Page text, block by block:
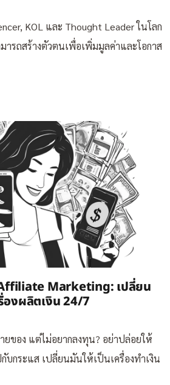
KOL และ Thought Leader ในโลก
ารถสร้างตัวตนเพื่อเพิ่มมูลค่าและโอกาส
Affiliate Marketing: เปลี่ยน
องผลิตเงิน 24/7
ของ แต่ไม่อยากลงทุน? อย่าปล่อยให้
กระแส เปลี่ยนมันให้เป็นเครื่องทำเงิน